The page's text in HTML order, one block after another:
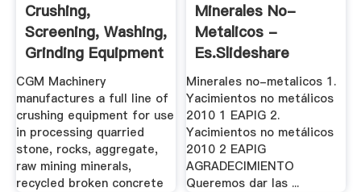
Crushing,
Screening, Washing,
Grinding Equipment
.
CGM Machinery
manufactures a full line of
crushing equipment for use
in processing quarried
stone, rocks, aggregate,
raw mining minerals,
recycled broken concrete
Minerales No-
Metalicos -
Es.slideshare
Minerales no-metalicos 1.
Yacimientos no metálicos
2010 1 EAPIG 2.
Yacimientos no metálicos
2010 2 EAPIG
AGRADECIMIENTO
Queremos dar las ...